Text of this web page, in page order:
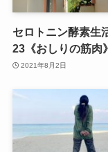
セロトニン酵素生
23《おしりの筋肉》
2021年8月2日